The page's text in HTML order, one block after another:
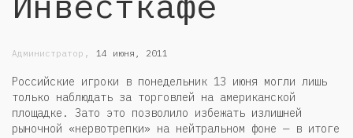
Администратор , 14 июня, 2011
Российские игроки в понедельник 13 июня могли лишь
только наблюдать за торговлей на американской
площадке. Зато это позволило избежать излишней
рыночной «нервотрепки» на нейтральном фоне — в итоге